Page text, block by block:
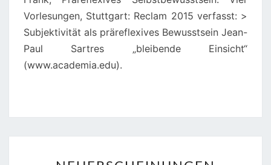
Vorlesungen, Stuttgart: Reclam 2015 verfasst: >
Subjektivität als präreflexives Bewusstsein Jean-
Paul Sartres „bleibende Einsicht“
(www.academia.edu).